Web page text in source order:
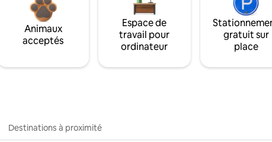
Animaux
acceptés
Espace de
travail pour
ordinateur
gratuit sur
place
Destinations à proximité